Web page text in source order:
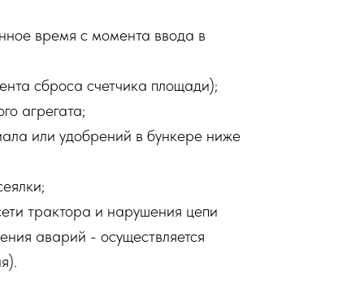
время с момента ввода в
сброса счетчика площади);
агрегата;
или удобрений в бункере ниже
трактора и нарушения цепи
аварий - осуществляется